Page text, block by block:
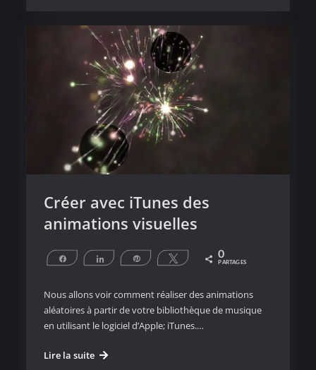
avec
LENSPEN
Créer avec iTunes des
animations visuelles
Partagez Partagez Épingle Tweetez 0
PARTAGES
Nous allons voir comment réaliser des animations
aléatoires à partir de votre bibliothèque de musique
en utilisant le logiciel d’Apple; iTunes.…
Lire la suiteCréer